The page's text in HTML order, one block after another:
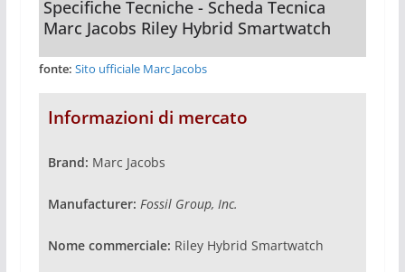
Specifiche Tecniche - Scheda Tecnica
Marc Jacobs Riley Hybrid Smartwatch
fonte: Sito ufficiale Marc Jacobs
Informazioni di mercato
Brand: Marc Jacobs
Manufacturer: Fossil Group, Inc.
Nome commerciale: Riley Hybrid Smartwatch